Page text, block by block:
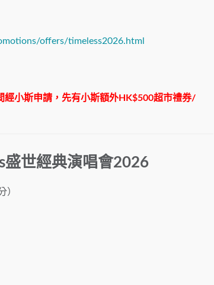
offers/timeless2026.html
經小斯申請，先有小斯額外HK$500超市禮券/
盛世經典演唱會2026
）